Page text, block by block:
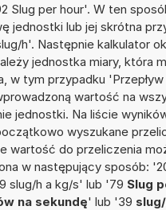
Slug per hour'. W ten
jednostki lub jej skrótna
h'. Następnie kalkulator
jednostka miary, która
w tym przypadku
wartość na
jednostki. Na liście
wyszukane
wartość do przeliczenia
w następujący sposób:
slug/h a kg/s' lub '79 Slug
na sekundę' lub '39